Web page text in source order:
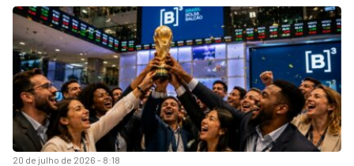
20 de julho de 2026 - 8:18